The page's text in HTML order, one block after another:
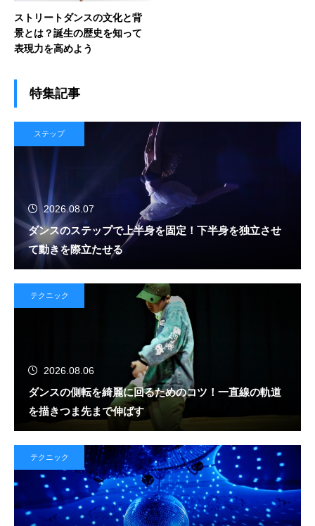
ストリートダンスの文化と背
景とは？誕生の歴史を知って
表現力を高めよう
特集記事
ステップ
2026.08.07
ダンスのステップで上半身を固定！下半身を独立させ
て動きを際立たせる
テクニック
2026.08.06
ダンスの側転を綺麗に回るためのコツ！一直線の軌道
を描きつま先まで伸ばす
テクニック